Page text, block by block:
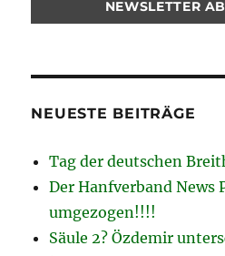
NEUESTE BEITRÄGE
Tag der deutschen
Der Hanfverband News
umgezogen!!!!
Säule 2? Özdemir